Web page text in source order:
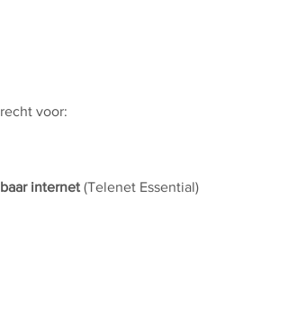
voor:
internet(Telenet Essential)